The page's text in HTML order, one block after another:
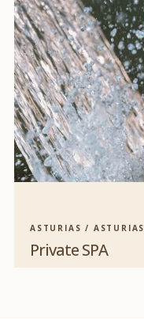
ASTURIAS / ASTURIAS
Private SPA